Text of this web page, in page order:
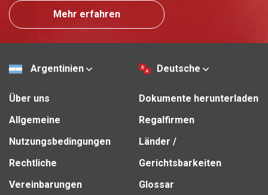
Mehr erfahren
Argentinien Deutsche
Über uns
Allgemeine
Nutzungsbedingungen
Rechtliche
Vereinbarungen
Dokumente herunterladen
Regalfirmen
Länder /
Gerichtsbarkeiten
Glossar